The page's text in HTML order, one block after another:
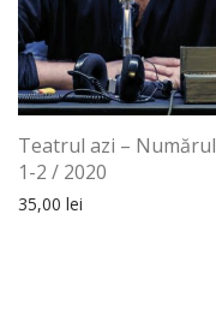
Teatrul azi – Numărul
1-2 / 2020
35,00 lei